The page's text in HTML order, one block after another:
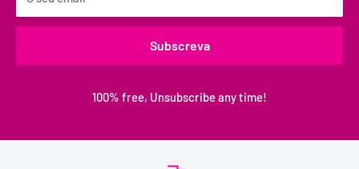
Subscreva
100% free, Unsubscribe any time!